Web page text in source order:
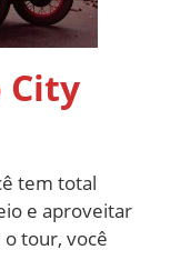
City
tem total
e aproveitar
tour, você